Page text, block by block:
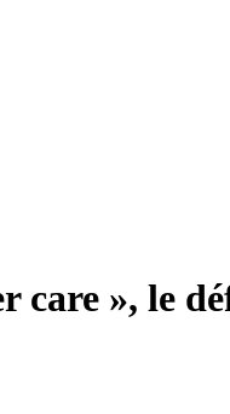
care », le